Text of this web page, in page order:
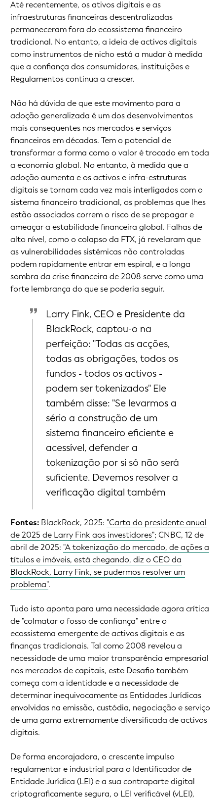
Até recentemente, os ativos digitais e as
infraestruturas financeiras descentralizadas
permaneceram fora do ecossistema financeiro
tradicional. No entanto, a ideia de activos digitais
como instrumentos de nicho está a mudar à medida
que a confiança dos consumidores, instituições e
Regulamentos continua a crescer.
Não há dúvida de que este movimento para a
adoção generalizada é um dos desenvolvimentos
mais consequentes nos mercados e serviços
financeiros em décadas. Tem o potencial de
transformar a forma como o valor é trocado em toda
a economia global. No entanto, à medida que a
adoção aumenta e os activos e infra-estruturas
digitais se tornam cada vez mais interligados com o
sistema financeiro tradicional, os problemas que lhes
estão associados correm o risco de se propagar e
ameaçar a estabilidade financeira global. Falhas de
alto nível, como o colapso da FTX, já revelaram que
as vulnerabilidades sistémicas não controladas
podem rapidamente entrar em espiral, e a longa
sombra da crise financeira de 2008 serve como uma
forte lembrança do que se poderia seguir.
Larry Fink, CEO e Presidente da
BlackRock, captou-o na
perfeição: "Todas as acções,
todas as obrigações, todos os
fundos - todos os activos -
podem ser tokenizados" Ele
também disse: "Se levarmos a
sério a construção de um
sistema financeiro eficiente e
acessível, defender a
tokenização por si só não será
suficiente. Devemos resolver a
verificação digital também
Fontes: BlackRock, 2025: "Carta do presidente anual
de 2025 de Larry Fink aos investidores"; CNBC, 12 de
abril de 2025: "A tokenização do mercado, de ações a
títulos e imóveis, está chegando, diz o CEO da
BlackRock, Larry Fink, se pudermos resolver um
problema".
Tudo isto aponta para uma necessidade agora crítica
de "colmatar o fosso de confiança" entre o
ecossistema emergente de activos digitais e as
finanças tradicionais. Tal como 2008 revelou a
necessidade de uma maior transparência empresarial
nos mercados de capitais, este Desafio também
começa com a identidade e a necessidade de
determinar inequivocamente as Entidades Jurídicas
envolvidas na emissão, custódia, negociação e serviço
de uma gama extremamente diversificada de activos
digitais.
De forma encorajadora, o crescente impulso
regulamentar e industrial para o Identificador de
Entidade Jurídica (LEI) e a sua contraparte digital
criptograficamente segura, o LEI verificável (vLEI),